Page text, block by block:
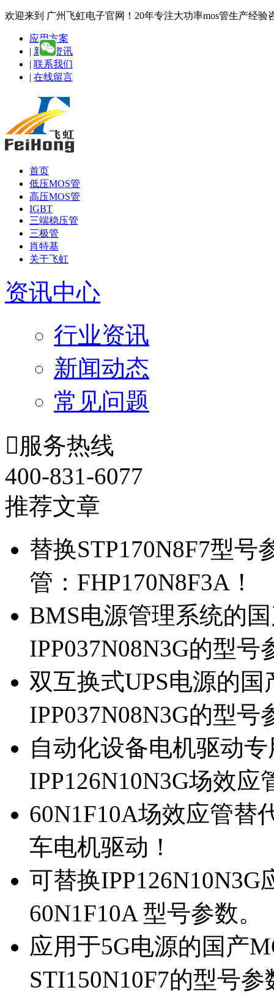
欢迎来到 广州飞虹电子官网！20年专注大功率mos管生产经验
应用方案
| 新闻资讯
| 联系我们
| 在线留言
首页
低压MOS管
高压MOS管
IGBT
三端稳压管
三极管
肖特基
关于飞虹
资讯中心
行业资讯
新闻动态
常见问题
服务热线
400-831-6077
推荐文章
替换STP170N8F7型
管：FHP170N8F3A！
BMS电源管理系统的
IPP037N08N3G的型号
双互换式UPS电源的
IPP037N08N3G的型号
自动化设备电机驱动
IPP126N10N3G场效应
60N1F10A场效应管替
车电机驱动！
可替换
60N1F10A 型号参数。
应用于5G电源的国产
STI150N10F7的型号参